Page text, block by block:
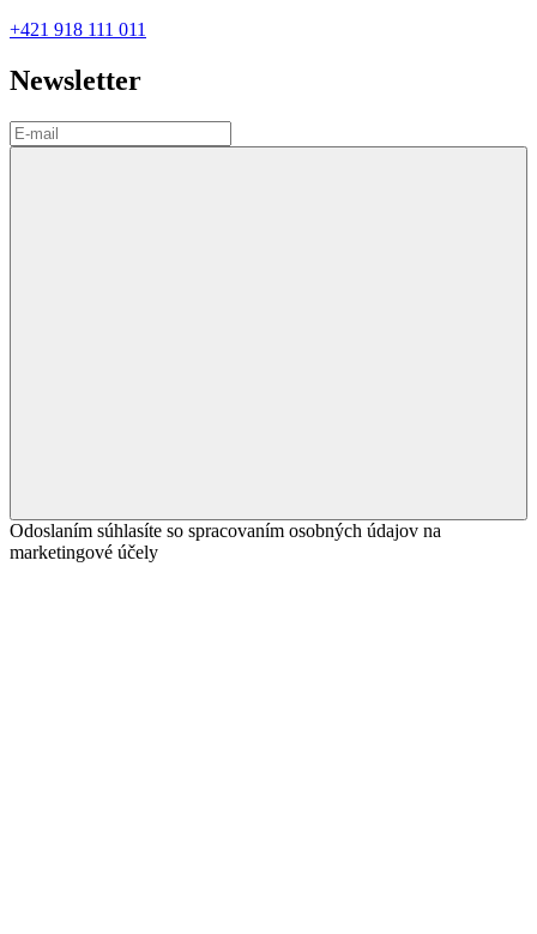
+421 918 111 011
Newsletter
Odoslaním súhlasíte so spracovaním osobných údajov na
marketingové účely